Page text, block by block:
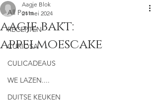
All Posts
RECEPTEN
CURIOSA
CULICADEAUS
WE LAZEN....
DUITSE KEUKEN
aagje bakt:
appelmoescake
Aagje Blok
21 mei 2024